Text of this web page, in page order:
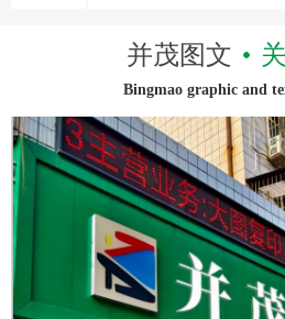
并茂图文
Bingmao graphic and